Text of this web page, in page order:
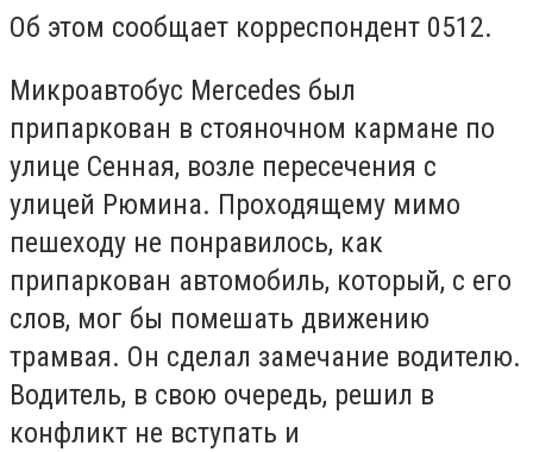
Об этом сообщает корреспондент 0512.
Микроавтобус Mercedes был
припаркован в стояночном кармане по
улице Сенная, возле пересечения с
улицей Рюмина. Проходящему мимо
пешеходу не понравилось, как
припаркован автомобиль, который, с его
слов, мог бы помешать движению
трамвая. Он сделал замечание водителю.
Водитель, в свою очередь, решил в
конфликт не вступать и